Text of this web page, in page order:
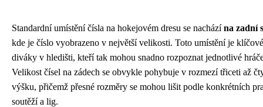
Standardní umístění čísla na hokejovém dresu se nacházína zadní
kde je číslo vyobrazeno v největší velikosti. Toto umístění je
diváky v hledišti, kteří tak mohou snadno rozpoznat jednotlivé
Velikost čísel na zádech se obvykle pohybuje v rozmezí třiceti až
výšku, přičemž přesné rozměry se mohou lišit podle konkrétních
soutěží a lig.